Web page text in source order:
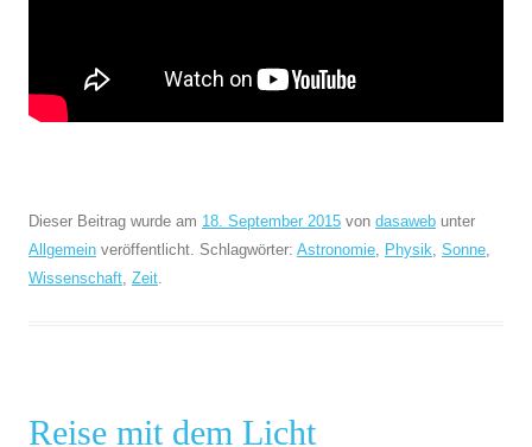
Dieser Beitrag wurde am 18. September 2015 von dasaweb unter
Allgemein veröffentlicht. Schlagwörter: Astronomie, Physik, Sonne,
Wissenschaft, Zeit.
Reise mit dem Licht